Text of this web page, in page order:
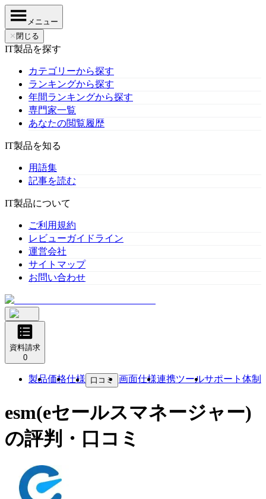
メニュー
✕ 閉じる
IT製品を探す
カテゴリーから探す
ランキングから探す
年間ランキングから探す
専門家一覧
あなたの閲覧履歴
IT製品を知る
用語集
記事を読む
IT製品について
ご利用規約
レビューガイドライン
運営会社
サイトマップ
お問い合わせ
資料請求
0
製品価格仕様 口コミ 画面仕様連携ツールサポート体制
esm(eセールスマネージャー)
の評判・口コミ